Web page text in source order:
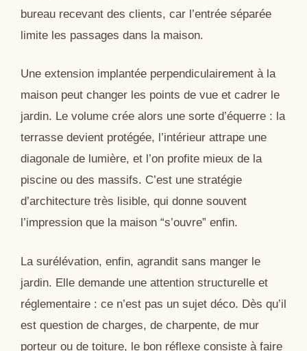
bureau recevant des clients, car l’entrée séparée
limite les passages dans la maison.
Une extension implantée perpendiculairement à la
maison peut changer les points de vue et cadrer le
jardin. Le volume crée alors une sorte d’équerre : la
terrasse devient protégée, l’intérieur attrape une
diagonale de lumière, et l’on profite mieux de la
piscine ou des massifs. C’est une stratégie
d’architecture très lisible, qui donne souvent
l’impression que la maison “s’ouvre” enfin.
La surélévation, enfin, agrandit sans manger le
jardin. Elle demande une attention structurelle et
réglementaire : ce n’est pas un sujet déco. Dès qu’il
est question de charges, de charpente, de mur
porteur ou de toiture, le bon réflexe consiste à faire